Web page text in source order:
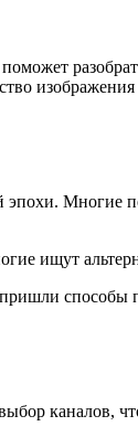
Многие
ищут
способы
каналов,